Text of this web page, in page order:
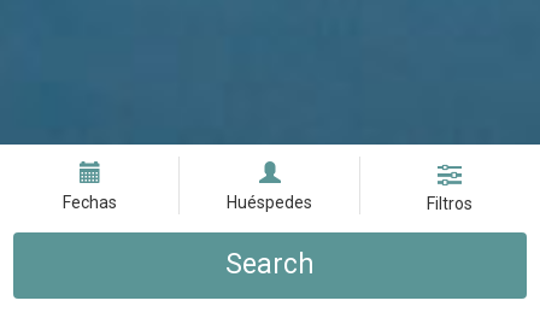
Fechas Huéspedes Filtros
Search